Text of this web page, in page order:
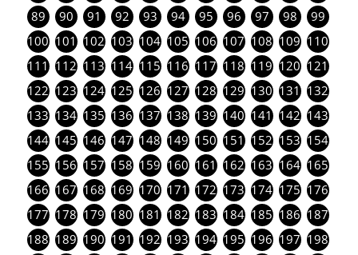
89
90 91 92 93 94 95 96 97 98
99
100 101 102 103 104 105 106 107 108 109 110
111 112 113 114 115 116 117 118 119 120 121
122 123 124 125 126 127 128 129 130 131 132
133 134 135 136 137 138 139 140 141 142 143
144 145 146 147 148 149 150 151 152 153 154
155 156 157 158 159 160 161 162 163 164 165
166 167 168 169 170 171 172 173 174 175 176
177 178 179 180 181 182 183 184 185 186 187
188 189 190 191 192 193 194 195 196 197 198